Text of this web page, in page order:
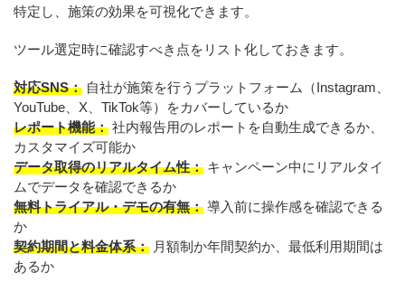
特定し、施策の効果を可視化できます。
ツール選定時に確認すべき点をリスト化しておきます。
対応SNS： 自社が施策を行うプラットフォーム（Instagram、
YouTube、X、TikTok等）をカバーしているか
レポート機能： 社内報告用のレポートを自動生成できるか、
カスタマイズ可能か
データ取得のリアルタイム性： キャンペーン中にリアルタイ
ムでデータを確認できるか
無料トライアル・デモの有無： 導入前に操作感を確認できる
か
契約期間と料金体系： 月額制か年間契約か、最低利用期間は
あるか